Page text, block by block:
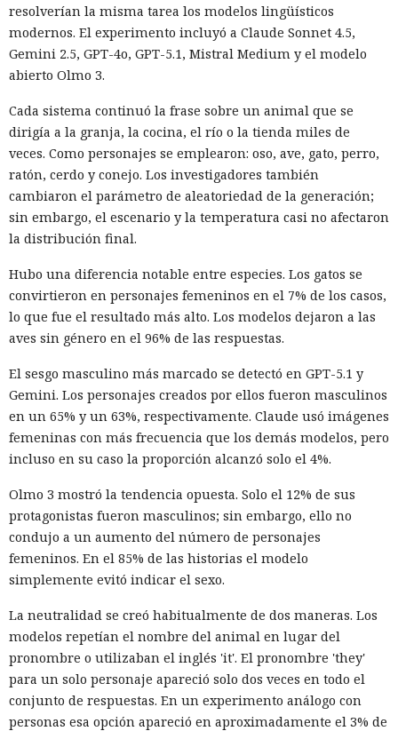
resolverían la misma tarea los modelos lingüísticos
modernos. El experimento incluyó a Claude Sonnet 4.5,
Gemini 2.5, GPT-4o, GPT-5.1, Mistral Medium y el modelo
abierto Olmo 3.
Cada sistema continuó la frase sobre un animal que se
dirigía a la granja, la cocina, el río o la tienda miles de
veces. Como personajes se emplearon: oso, ave, gato, perro,
ratón, cerdo y conejo. Los investigadores también
cambiaron el parámetro de aleatoriedad de la generación;
sin embargo, el escenario y la temperatura casi no afectaron
la distribución final.
Hubo una diferencia notable entre especies. Los gatos se
convirtieron en personajes femeninos en el 7% de los casos,
lo que fue el resultado más alto. Los modelos dejaron a las
aves sin género en el 96% de las respuestas.
El sesgo masculino más marcado se detectó en GPT-5.1 y
Gemini. Los personajes creados por ellos fueron masculinos
en un 65% y un 63%, respectivamente. Claude usó imágenes
femeninas con más frecuencia que los demás modelos, pero
incluso en su caso la proporción alcanzó solo el 4%.
Olmo 3 mostró la tendencia opuesta. Solo el 12% de sus
protagonistas fueron masculinos; sin embargo, ello no
condujo a un aumento del número de personajes
femeninos. En el 85% de las historias el modelo
simplemente evitó indicar el sexo.
La neutralidad se creó habitualmente de dos maneras. Los
modelos repetían el nombre del animal en lugar del
pronombre o utilizaban el inglés 'it'. El pronombre 'they'
para un solo personaje apareció solo dos veces en todo el
conjunto de respuestas. En un experimento análogo con
personas esa opción apareció en aproximadamente el 3% de